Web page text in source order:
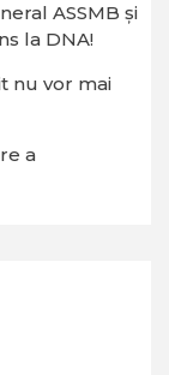
ASSMB și
la DNA!
nu vor mai
a